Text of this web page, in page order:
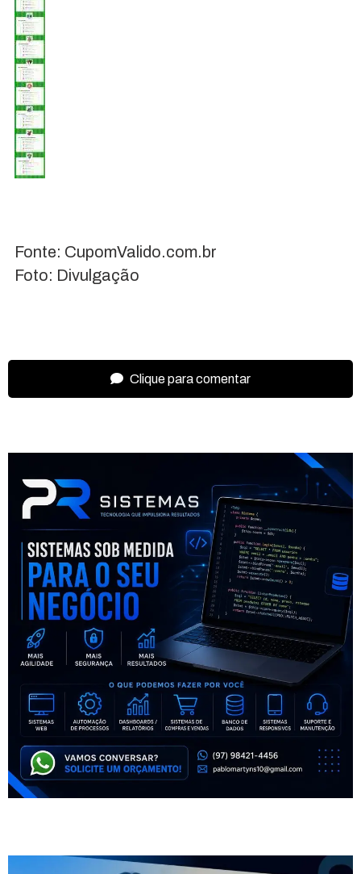
Fonte: CupomValido.com.br
Foto: Divulgação
Clique para comentar